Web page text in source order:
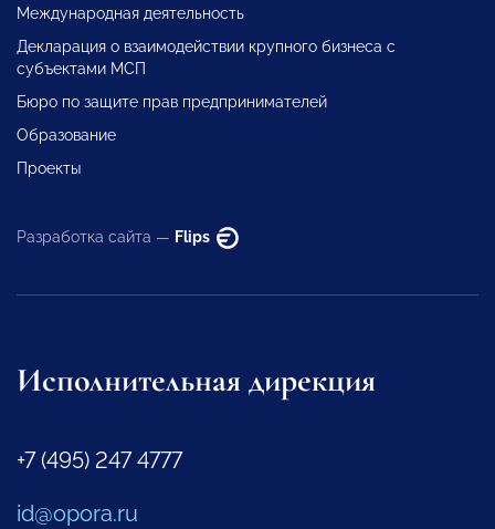
Международная деятельность
Декларация о взаимодействии крупного бизнеса с
субъектами МСП
Бюро по защите прав предпринимателей
Образование
Проекты
Разработка сайта — Flips
Исполнительная дирекция
+7 (495) 247 4777
id@opora.ru